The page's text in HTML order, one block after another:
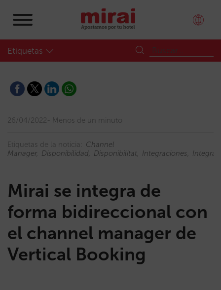
Etiquetas
26/04/2022 Menos de un minuto
Etiquetas de la noticia:
Channel
Manager
Disponibilidad Disponibilitat Integraciones
Mirai se integra de
forma bidireccional con
el channel manager de
Vertical Booking